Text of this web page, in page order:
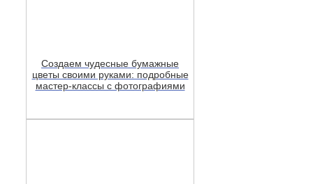
Создаем чудесные бумажные
цветы своими руками: подробные
мастер-классы с фотографиями